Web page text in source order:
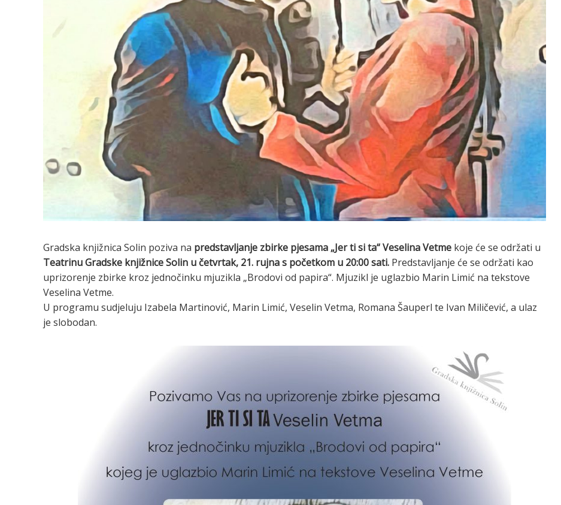
Gradska knjižnica Solin poziva na predstavljanje zbirke pjesama „Jer ti si ta“ Veselina Vetme koje će se održati u
Teatrinu Gradske knjižnice Solin u četvrtak, 21. rujna s početkom u 20:00 sati. Predstavljanje će se održati kao
uprizorenje zbirke kroz jednočinku mjuzikla „Brodovi od papira“. Mjuzikl je uglazbio Marin Limić na tekstove
Veselina Vetme.
U programu sudjeluju Izabela Martinović, Marin Limić, Veselin Vetma, Romana Šauperl te Ivan Miličević, a ulaz
je slobodan.